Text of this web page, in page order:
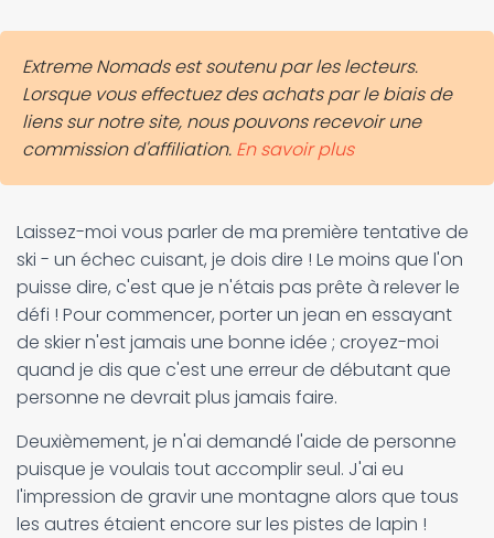
T
Extreme Nomads est soutenu par les lecteurs.
Lorsque vous effectuez des achats par le biais de
liens sur notre site, nous pouvons recevoir une
commission d'affiliation. En savoir plus
Laissez-moi vous parler de ma première tentative de
ski - un échec cuisant, je dois dire ! Le moins que l'on
puisse dire, c'est que je n'étais pas prête à relever le
défi ! Pour commencer, porter un jean en essayant
de skier n'est jamais une bonne idée ; croyez-moi
quand je dis que c'est une erreur de débutant que
personne ne devrait plus jamais faire.
Deuxièmement, je n'ai demandé l'aide de personne
puisque je voulais tout accomplir seul. J'ai eu
l'impression de gravir une montagne alors que tous
les autres étaient encore sur les pistes de lapin !